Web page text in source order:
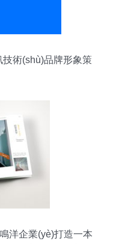
技術(shù)品牌形象策
洋企業(yè)打造一本